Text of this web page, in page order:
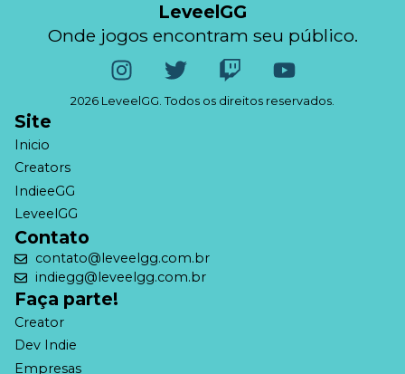
LeveelGG
Onde jogos encontram seu público.
2026 LeveelGG. Todos os direitos reservados.
Site
Inicio
Creators
IndieeGG
LeveelGG
Contato
contato@leveelgg.com.br
indiegg@leveelgg.com.br
Faça parte!
Creator
Dev Indie
Empresas